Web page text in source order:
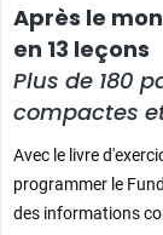
Après le
en 13 leçons
Plus de 180
compactes
Avec le livre
programmer le
des informations